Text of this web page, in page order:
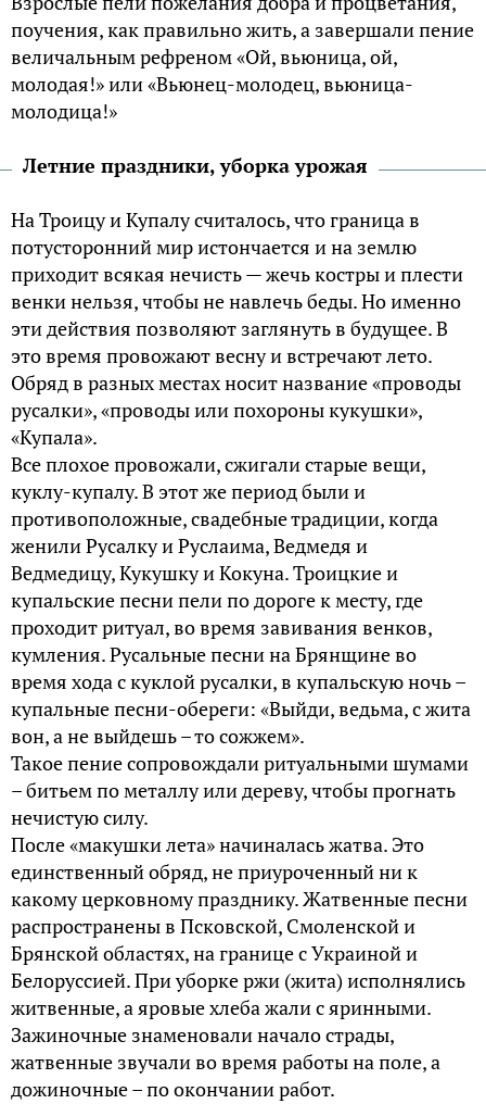
поучения, как правильно жить, а завершали пение
величальным рефреном «Ой, вьюница, ой,
молодая!» или «Вьюнец-молодец, вьюница-
молодица!»
Летние праздники, уборка урожая
На Троицу и Купалу считалось, что граница в
потусторонний мир истончается и на землю
приходит всякая нечисть — жечь костры и плести
венки нельзя, чтобы не навлечь беды. Но именно
эти действия позволяют заглянуть в будущее. В
это время провожают весну и встречают лето.
Обряд в разных местах носит название «проводы
русалки», «проводы или похороны кукушки»,
«Купала».
Все плохое провожали, сжигали старые вещи,
куклу-купалу. В этот же период были и
противоположные, свадебные традиции, когда
женили Русалку и Руслаима, Ведмедя и
Ведмедицу, Кукушку и Кокуна. Троицкие и
купальские песни пели по дороге к месту, где
проходит ритуал, во время завивания венков,
кумления. Русальные песни на Брянщине во
время хода с куклой русалки, в купальскую ночь –
купальные песни-обереги: «Выйди, ведьма, с жита
вон, а не выйдешь – то сожжем».
Такое пение сопровождали ритуальными шумами
– битьем по металлу или дереву, чтобы прогнать
нечистую силу.
После «макушки лета» начиналась жатва. Это
единственный обряд, не приуроченный ни к
какому церковному празднику. Жатвенные песни
распространены в Псковской, Смоленской и
Брянской областях, на границе с Украиной и
Белоруссией. При уборке ржи (жита) исполнялись
житвенные, а яровые хлеба жали с яринными.
Зажиночные знаменовали начало страды,
жатвенные звучали во время работы на поле, а
дожиночные – по окончании работ.